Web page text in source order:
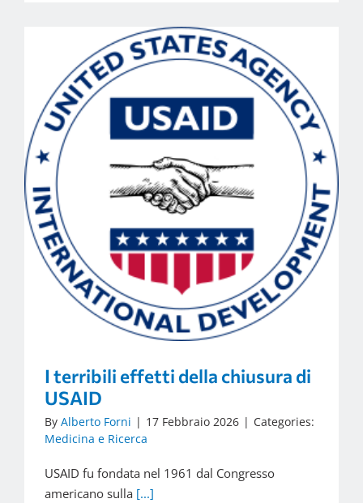
I terribili effetti della chiusura di
USAID
By Alberto Forni | 17 Febbraio 2026 | Categories:
Medicina e Ricerca
USAID fu fondata nel 1961 dal Congresso
americano sulla [...]